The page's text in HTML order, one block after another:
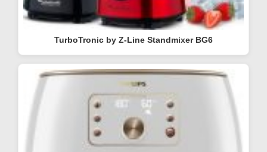
TurboTronic by Z-Line Standmixer BG6